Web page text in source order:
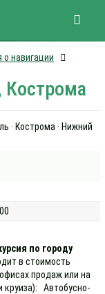
навигации
Кострома
· Кострома · Нижний
по городу
в стоимость
продаж или на
круиза): Автобусно-